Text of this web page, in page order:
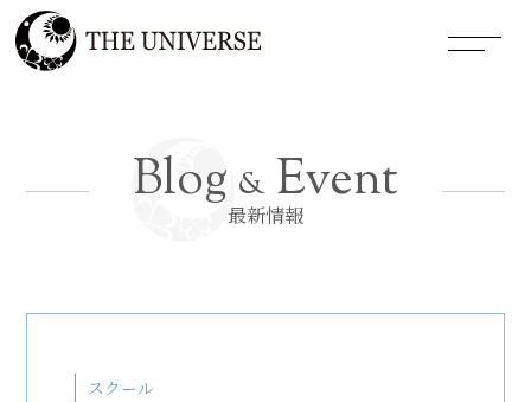
Blog & Event
最新情報
スクール